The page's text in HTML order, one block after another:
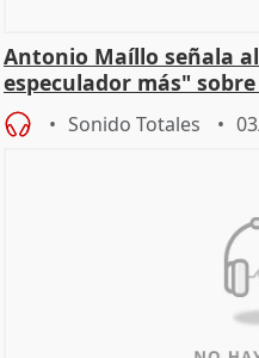
Antonio Maíllo señala
especulador más"
Becerril
Sonido Totales